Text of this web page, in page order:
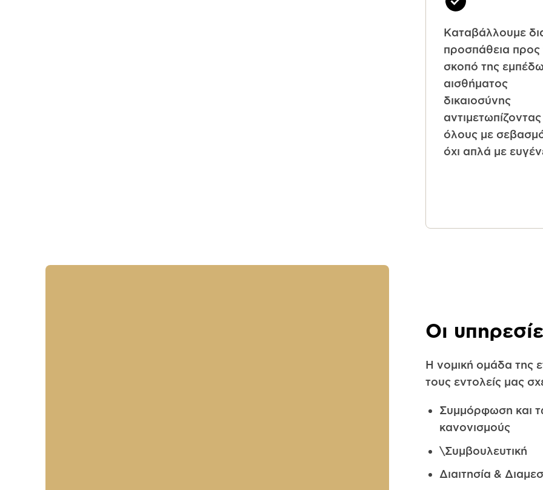
Καταβάλλουμε
προσπάθεια προς
σκοπό της
αισθήματος
δικαιοσύνης
αντιμετωπίζοντας
όλους με
όχι απλά με
Οι
Η νομική ομάδα της
τους εντολείς μας
Συμμόρφωση και
κανονισμούς
\Συμβουλευτική
Διαιτησία &